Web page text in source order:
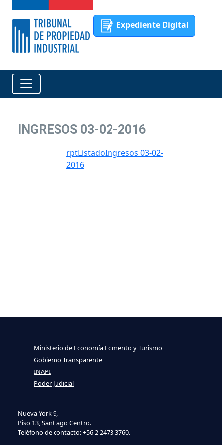
Expediente Digital
INGRESOS 03-02-2016
rptListadoIngresos 03-02-
2016
Nueva York 9,
Piso 13, Santiago Centro.
Teléfono de contacto: +56 2 2473 3760.
Ministerio de Economía Fomento y Turismo
Gobierno Transparente
INAPI
Poder Judicial